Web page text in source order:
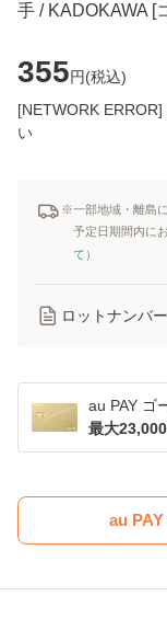
手 / KADOKAWA [
355円(税込)
[NETWORK
い
※一部地域・離島
予定日期間内に
て ）
ロットナンバー
au PAY ゴ
最大
au